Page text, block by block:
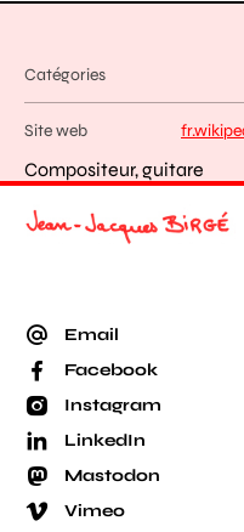
Catégories
Site web
Compositeur, guitare
Email
Facebook
Instagram
LinkedIn
Mastodon
Vimeo